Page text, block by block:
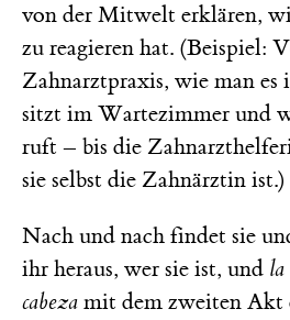
von der Mitwelt erklären,
zu reagieren hat. (Beispiel:
Zahnarztpraxis, wie man es
sitzt im Wartezimmer und
ruft – bis die
sie selbst die Zahnärztin ist.)
Nach und nach findet sie
ihr heraus, wer sie ist, und la
cabeza mit dem zweiten Akt